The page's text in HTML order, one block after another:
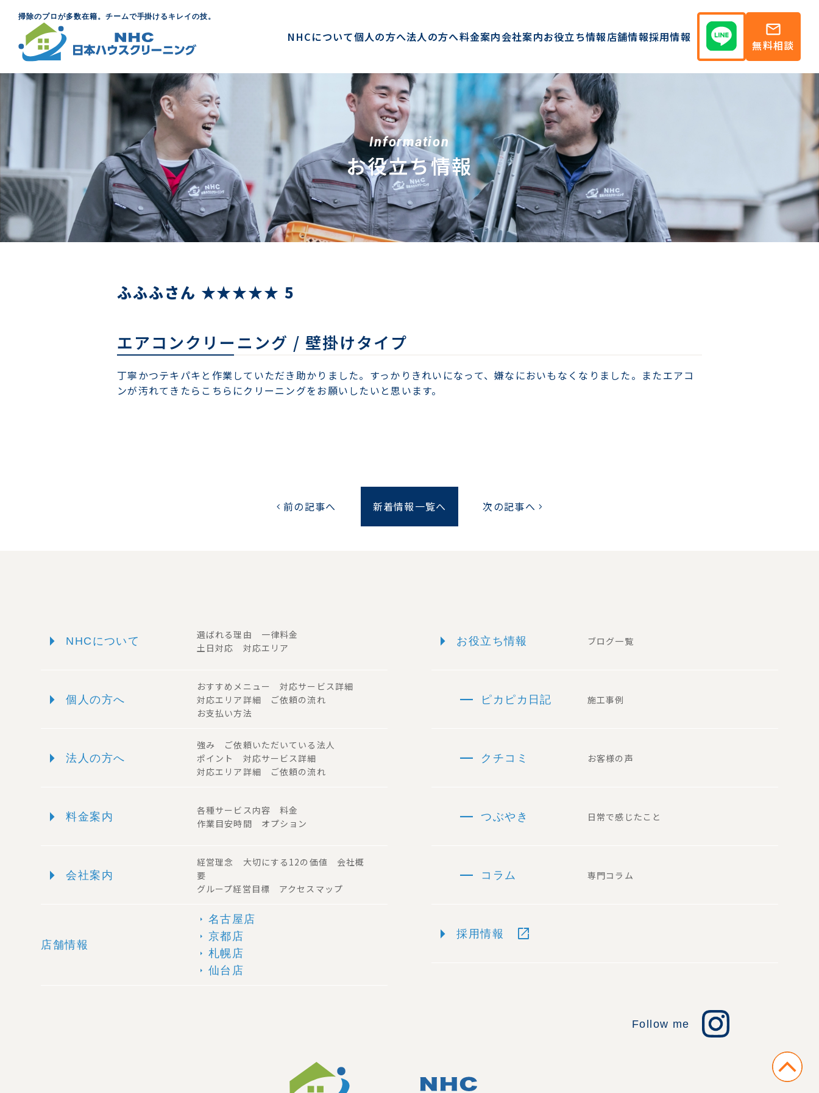
掃除のプロが多数在籍。チームで手掛けるキレイの技。
NHCについて個人の方へ法人の方へ料金案内会社案内お役立ち情報店舗情報採用情報 mail
無料相談
Information
お役立ち情報
ふふふさん ★★★★★ 5
エアコンクリーニング / 壁掛けタイプ
丁寧かつテキパキと作業していただき助かりました。すっかりきれいになって、嫌なにおいもなくなりました。またエアコ
ンが汚れてきたらこちらにクリーニングをお願いしたいと思います。
chevron_left前の記事へ 新着情報一覧へ 次の記事へ chevron_right
arrow_right NHCについて
選ばれる理由 一律料金
土日対応 対応エリア
arrow_right 個人の方へ
おすすめメニュー 対応サービス詳細
対応エリア詳細 ご依頼の流れ
お支払い方法
arrow_right 法人の方へ
強み ご依頼いただいている法人
ポイント 対応サービス詳細
対応エリア詳細 ご依頼の流れ
arrow_right 料金案内
各種サービス内容 料金
作業目安時間 オプション
arrow_right 会社案内
経営理念 大切にする12の価値 会社概
要
グループ経営目標 アクセスマップ
店舗情報
arrow_right 名古屋店
arrow_right 京都店
arrow_right 札幌店
arrow_right 仙台店
arrow_right お役立ち情報 ブログ一覧
remove ピカピカ日記 施工事例
remove クチコミ お客様の声
remove つぶやき 日常で感じたこと
remove コラム 専門コラム
arrow_right 採用情報 open_in_new
Follow me